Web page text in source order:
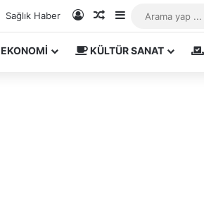
Sağlık Haber Kayıt OlRastgele Makale
Kenar Bölmesi
EKONOMİ KÜLTÜR SANAT